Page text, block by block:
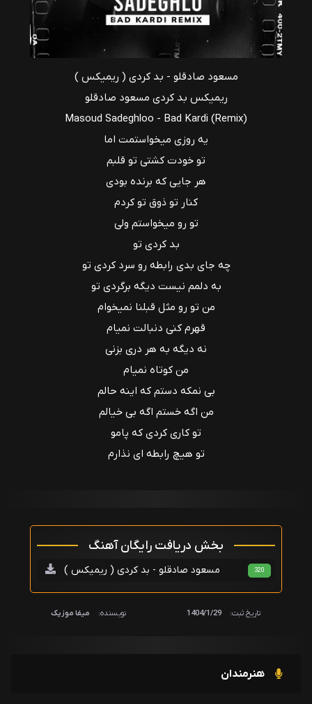
مسعود صادقلو - بد کردی ( ریمیکس )
ریمیکس بد کردی مسعود صادقلو
Masoud Sadeghloo - Bad Kardi (Remix)
یه روزی میخواستمت اما
تو خودت کشتی تو قلبم
هر جایی که برنده بودی
کنار تو ذوق تو کردم
تو رو میخواستم ولی
بد کردی تو
چه جای بدی رابطه رو سرد کردی تو
به دلمم نیست دیگه برگردی تو
من تو رو مثل قبلنا نمیخوام
قهرم کنی دنبالت نمیام
نه دیگه به هر دری بزنی
من کوتاه نمیام
بی نمکه دستم که اینه حالم
من اگه خستم اگه بی خیالم
تو کاری کردی که پامو
تو هیچ رابطه ای نذارم
بخش دریافت رایگان آهنگ
مسعود صادقلو - بد کردی ( ریمیکس ) 320
تاریخ ثبت: 1404/1/29 نویسنده: میفا موزیک
هنرمندان